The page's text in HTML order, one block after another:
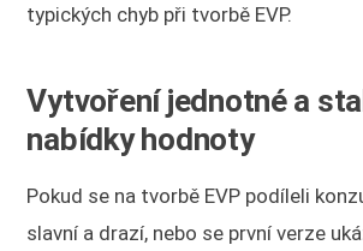
typických chyb při tvorbě EVP.
Vytvoření jednotné a
nabídky hodnoty
Pokud se na tvorbě EVP podíleli
slavní a drazí, nebo se první verze